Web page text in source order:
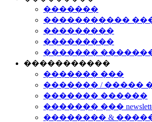
�������
�����������
���������
���������
�������
�����������
������� ���
������� / �����
������� ������
������� ���
�������� &